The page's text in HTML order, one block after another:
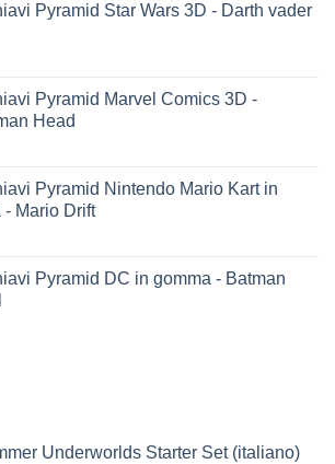
Pyramid Star Wars 3D - Darth vader
Pyramid Marvel Comics 3D -
Head
Pyramid Nintendo Mario Kart in
- Mario Drift
Pyramid DC in gomma - Batman
Underworlds Starter Set (italiano)